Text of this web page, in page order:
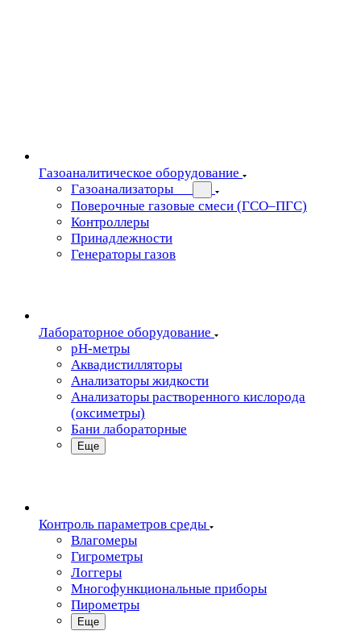
Газоаналитическое оборудование
Газоанализаторы
Поверочные газовые смеси (ГСО–ПГС)
Контроллеры
Принадлежности
Генераторы газов
Лабораторное оборудование
pH-метры
Аквадистилляторы
Анализаторы жидкости
Анализаторы растворенного кислорода
(оксиметры)
Бани лабораторные
Еще
Контроль параметров среды
Влагомеры
Гигрометры
Логгеры
Многофункциональные приборы
Пирометры
Еще